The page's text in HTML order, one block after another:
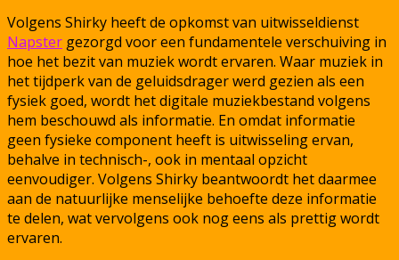
Volgens Shirky heeft de opkomst van uitwisseldienst
Napster gezorgd voor een fundamentele verschuiving in
hoe het bezit van muziek wordt ervaren. Waar muziek in
het tijdperk van de geluidsdrager werd gezien als een
fysiek goed, wordt het digitale muziekbestand volgens
hem beschouwd als informatie. En omdat informatie
geen fysieke component heeft is uitwisseling ervan,
behalve in technisch-, ook in mentaal opzicht
eenvoudiger. Volgens Shirky beantwoordt het daarmee
aan de natuurlijke menselijke behoefte deze informatie
te delen, wat vervolgens ook nog eens als prettig wordt
ervaren.